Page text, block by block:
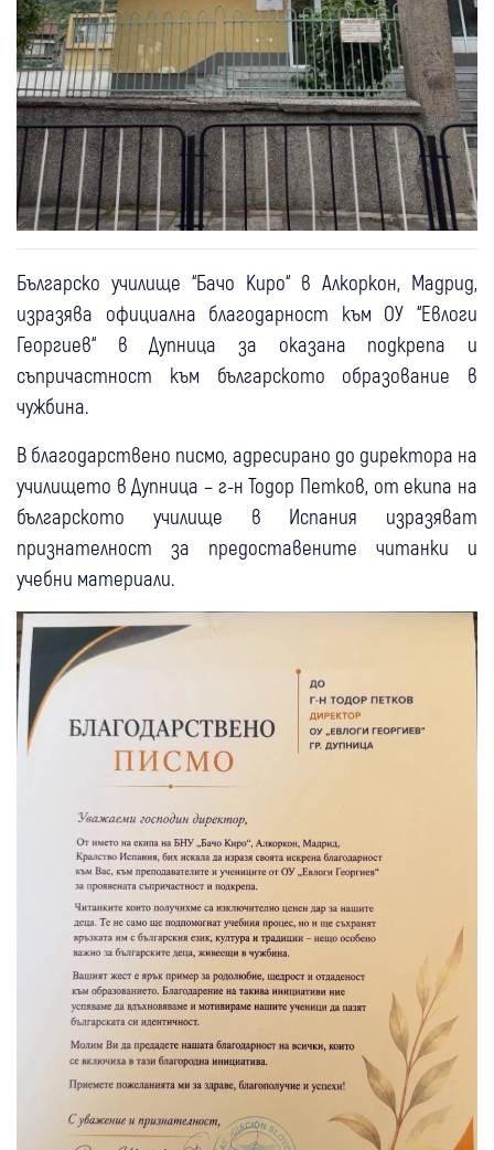
Българско училище “Бачо Киро“ в Алкоркон, Мадрид,
изразява официална благодарност към ОУ “Евлоги
Георгиев“ в Дупница за оказана подкрепа и
съпричастност към българското образование в
чужбина.
В благодарствено писмо, адресирано до директора на
училището в Дупница – г-н Тодор Петков, от екипа на
българското училище в Испания изразяват
признателност за предоставените читанки и
учебни материали.